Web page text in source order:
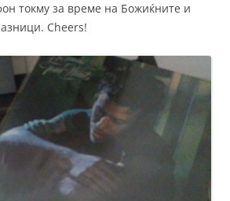
токму за време на Божиќните и
Cheers!